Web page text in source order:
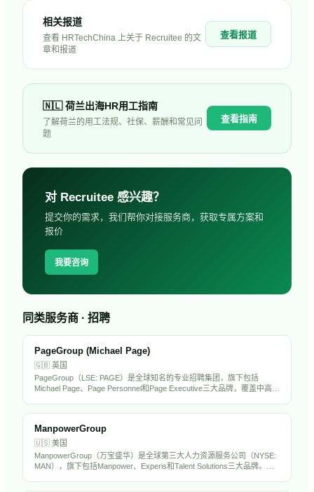
相关报道
查看 HRTechChina 上关于 Recruitee 的文
章和报道
查看报道
🇳🇱 荷兰出海HR用工指南
了解荷兰的用工法规、社保、薪酬和常见问
题
查看指南
对 Recruitee 感兴趣？
提交你的需求，我们帮你对接服务商，获取专属方案和
报价
我要咨询
同类服务商 · 招聘
PageGroup (Michael Page)
🇬🇧 英国
PageGroup（LSE: PAGE）是全球知名的专业招聘集团，旗下包括
Michael Page、Page Personnel和Page Executive三大品牌，覆盖中高端
ManpowerGroup
🇺🇸 美国
ManpowerGroup（万宝盛华）是全球第三大人力资源服务公司（NYSE:
MAN），旗下包括Manpower、Experis和Talent Solutions三大品牌。在